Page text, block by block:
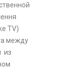
TV)
между
из